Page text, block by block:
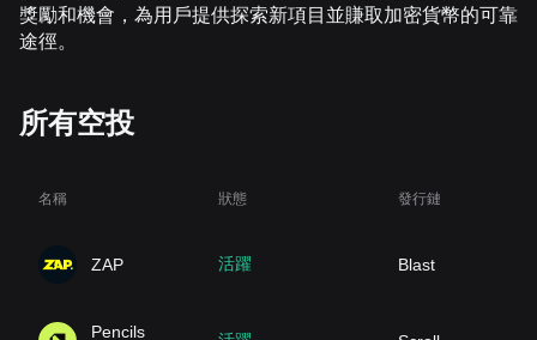
獎勵和機會，為用戶提供探索新項目並賺取加密貨幣的可靠
途徑。
所有空投
名稱 狀態 發行鏈
ZAP 活躍 Blast
Pencils